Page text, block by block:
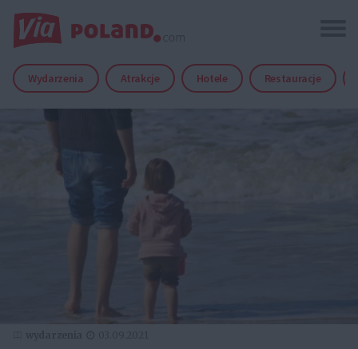
Wydarzenia Atrakcje Hotele Restauracje